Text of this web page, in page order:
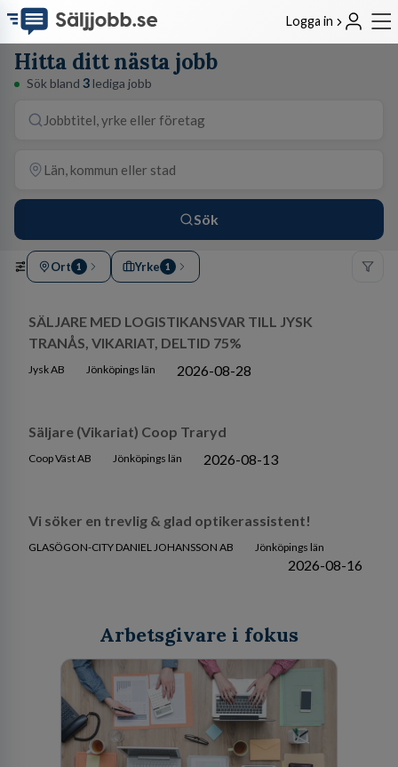
Logga in
Hitta ditt nästa jobb
Sök bland 3 lediga jobb
Sök
Ort 1 Yrke 1
SÄLJARE MED LOGISTIKANSVAR TILL JYSK
TRANÅS, VIKARIAT, DELTID 75%
Jysk AB Jönköpings län 2026-08-28
Säljare (Vikariat) Coop Traryd
Coop Väst AB Jönköpings län 2026-08-13
Vi söker en trevlig & glad optikerassistent!
GLASÖGON-CITY DANIEL JOHANSSON AB Jönköpings län
2026-08-16
Arbetsgivare i fokus